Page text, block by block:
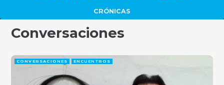
CRÓNICAS
Conversaciones
CONVERSACIONES ENCUENTROS